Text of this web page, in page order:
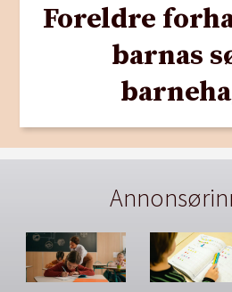
Foreldre
barnas